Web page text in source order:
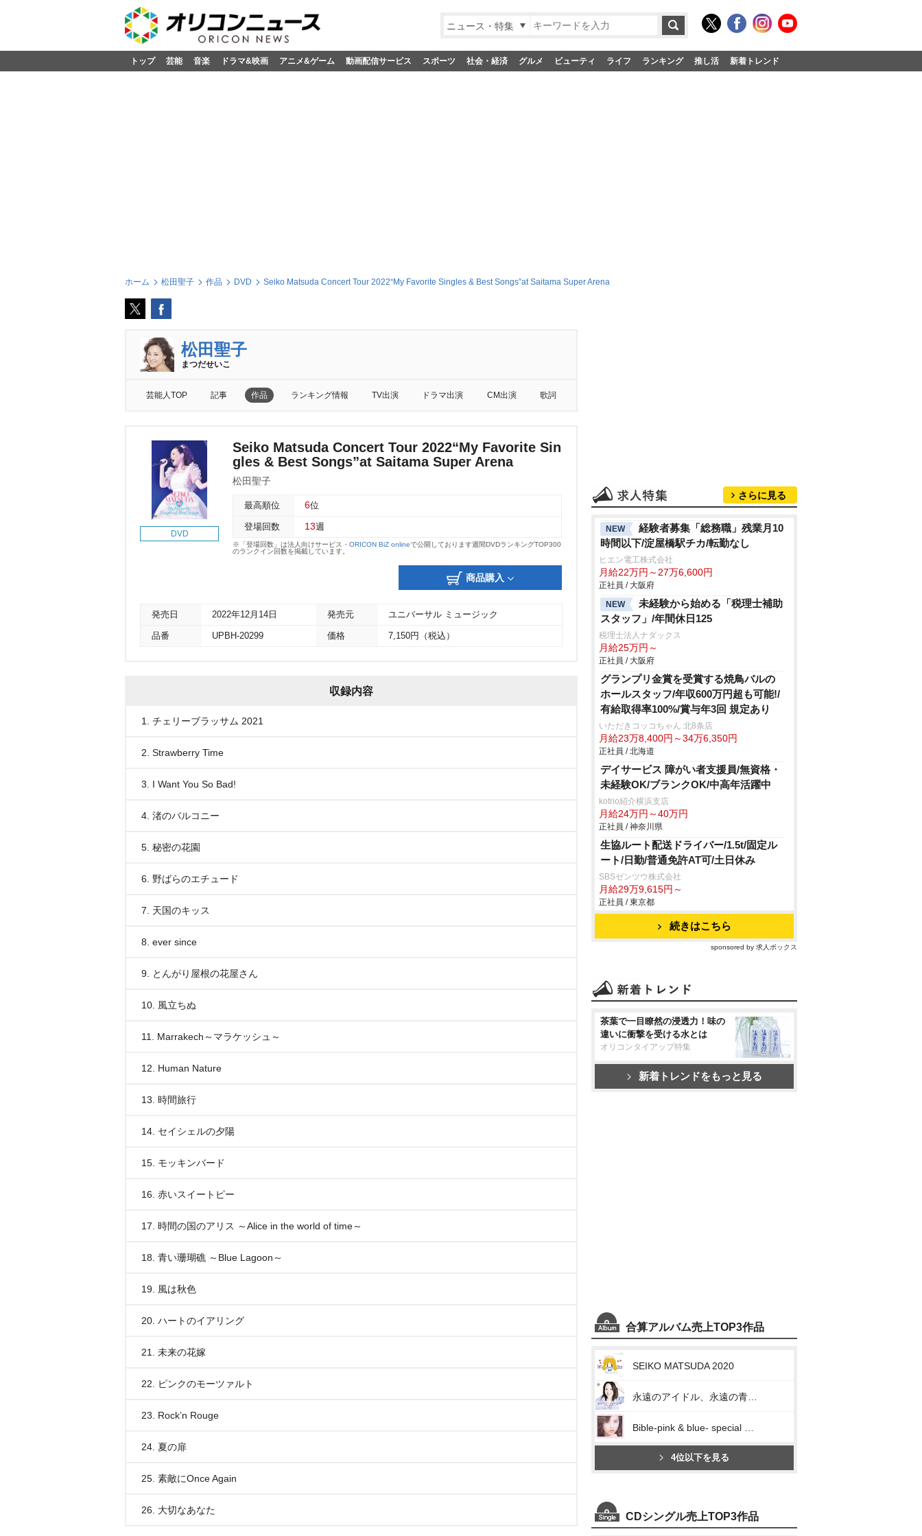
ニュース・特集
トップ 芸能 音楽 ドラマ&映画 アニメ&ゲーム 動画配信サービス スポーツ 社会・経済 グルメ ビューティ ライフ ランキング 推し活 新着トレンド
ホーム 松田聖子 作品 DVD Seiko Matsuda Concert Tour 2022“My Favorite Singles & Best Songs”at Saitama Super Arena
松田聖子
まつだせいこ
芸能人TOP 記事 作品 ランキング情報 TV出演 ドラマ出演 CM出演 歌詞
DVD
Seiko Matsuda Concert Tour 2022“My Favorite Sin
gles & Best Songs”at Saitama Super Arena
松田聖子
最高順位 6位
登場回数 13週
※「登場回数」は法人向けサービス・ ORICON BiZ onlineで公開しております週間DVDランキングTOP300
のランクイン回数を掲載しています。
商品購入
発売日 2022年12月14日 発売元 ユニバーサル ミュージック
品番 UPBH-20299 価格 7,150円（税込）
収録内容
1. チェリーブラッサム 2021
2. Strawberry Time
3. I Want You So Bad!
4. 渚のバルコニー
5. 秘密の花園
6. 野ばらのエチュード
7. 天国のキッス
8. ever since
9. とんがり屋根の花屋さん
10. 風立ちぬ
11. Marrakech～マラケッシュ～
12. Human Nature
13. 時間旅行
14. セイシェルの夕陽
15. モッキンバード
16. 赤いスイートピー
17. 時間の国のアリス ～Alice in the world of time～
18. 青い珊瑚礁 ～Blue Lagoon～
19. 風は秋色
20. ハートのイアリング
21. 未来の花嫁
22. ピンクのモーツァルト
23. Rock’n Rouge
24. 夏の扉
25. 素敵にOnce Again
26. 大切なあなた
さらに見る
NEW
経験者募集「総務職」残業月10
時間以下/淀屋橋駅チカ/転勤なし
ヒエン電工株式会社
月給22万円～27万6,600円
正社員 / 大阪府
NEW
未経験から始める「税理士補助
スタッフ」/年間休日125
税理士法人ナダックス
月給25万円～
正社員 / 大阪府
グランプリ金賞を受賞する焼鳥バルの
ホールスタッフ/年収600万円超も可能!/
有給取得率100%/賞与年3回 規定あり
いただきコッコちゃん 北8条店
月給23万8,400円～34万6,350円
正社員 / 北海道
デイサービス 障がい者支援員/無資格・
未経験OK/ブランクOK/中高年活躍中
kotrio紹介横浜支店
月給24万円～40万円
正社員 / 神奈川県
生協ルート配送ドライバー/1.5t/固定ル
ート/日勤/普通免許AT可/土日休み
SBSゼンツウ株式会社
月給29万9,615円～
正社員 / 東京都
続きはこちら
sponsored by 求人ボックス
茶葉で一目瞭然の浸透力！味の
違いに衝撃を受ける水とは
オリコンタイアップ特集
新着トレンドをもっと見る
合算アルバム売上TOP3作品
SEIKO MATSUDA 2020
4位以下を見る
CDシングル売上TOP3作品